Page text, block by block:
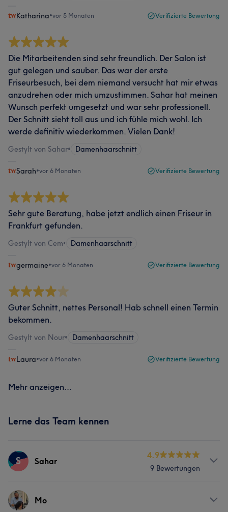
Katharina•vor 5 Monaten Verifizierte Bewertung
Die Mitarbeitenden sind sehr freundlich. Der Salon ist
gut gelegen und sauber. Das war der erste
Friseurbesuch, bei dem niemand versucht hat mir etwas
anzudrehen oder mich umzustimmen. Sahar hat meinen
Wunsch perfekt umgesetzt und war sehr professionell.
Der Schnitt sieht toll aus und ich fühle mich wohl. Ich
werde definitiv wiederkommen. Vielen Dank!
Gestylt von Sahar• Damenhaarschnitt
Sarah•vor 6 Monaten Verifizierte Bewertung
Sehr gute Beratung, habe jetzt endlich einen Friseur in
Frankfurt gefunden.
Gestylt von Cem• Damenhaarschnitt
germaine•vor 6 Monaten Verifizierte Bewertung
Guter Schnitt, nettes Personal! Hab schnell einen Termin
bekommen.
Gestylt von Nour• Damenhaarschnitt
Laura•vor 6 Monaten Verifizierte Bewertung
Mehr anzeigen...
Lerne das Team kennen
S Sahar
4.9
9 Bewertungen
ServicesMo